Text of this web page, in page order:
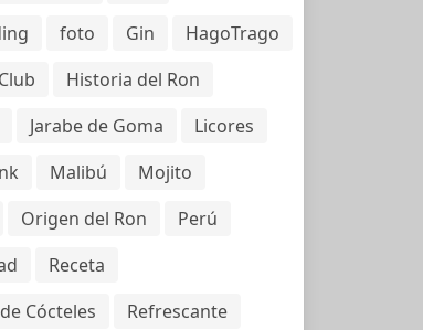
foto Gin
HagoTrago
Historia del Ron
Jarabe de Goma
Licores
Malibú
Mojito
Origen del Ron
Perú
Receta
Cócteles
Refrescante